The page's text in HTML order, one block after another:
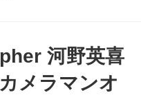
よう。河野英喜
メラマンオ